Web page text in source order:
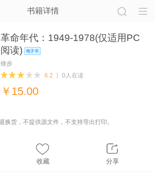
书籍详情
革命年代：1949-1978(仅适用PC
阅读)
徐步
6.2
0人在读
￥ 15.00
换货，不提供源文件，不支持导出打印。
收藏 分享